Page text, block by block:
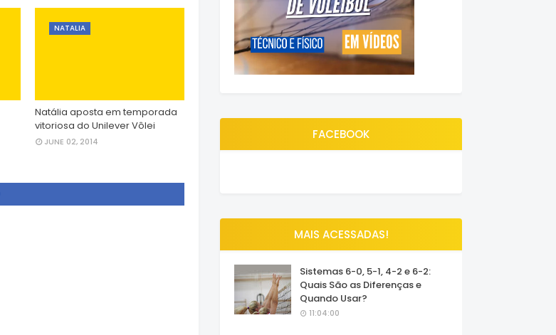
NATALIA
Natália aposta em temporada
vitoriosa do Unilever Vôlei
JUNE 02, 2014 FACEBOOK
MAIS ACESSADAS!
Sistemas 6-0, 5-1, 4-2 e 6-2:
Quais São as Diferenças e
Quando Usar?
11:04:00